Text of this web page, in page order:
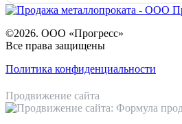
©2026. ООО «Прогресс»
Все права защищены
Политика конфиденциальности
Продвижение сайта